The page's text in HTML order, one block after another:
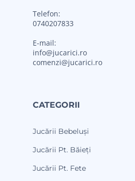
Telefon:
0740207833
E-mail:
info@jucarici.ro
comenzi@jucarici.ro
CATEGORII
Jucării Bebeluși
Jucării Pt. Băieți
Jucării Pt. Fete